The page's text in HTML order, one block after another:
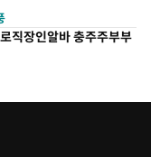
직장인알바 충주주부부